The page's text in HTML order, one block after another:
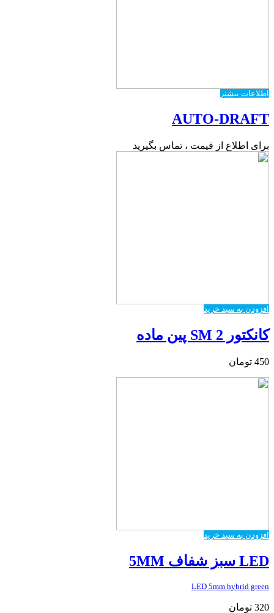
اطلاعات بیشتر
AUTO-DRAFT
برای اطلاع از قیمت ، تماس بگیرید
افزودن به سبد خرید
کانکتور SM 2 پین ماده
450 تومان
افزودن به سبد خرید
LED سبز شفاف 5MM
LED 5mm hybrid green
320 تومان